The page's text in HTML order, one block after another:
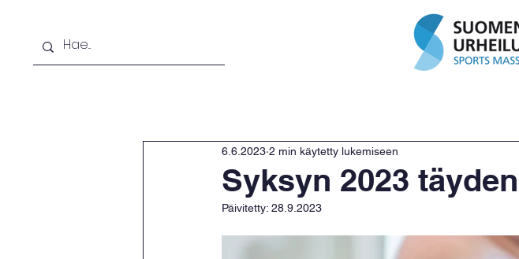
Syksyn 2023
6.6.2023 2 min käytetty lukemiseen
Päivitetty: 28.9.2023